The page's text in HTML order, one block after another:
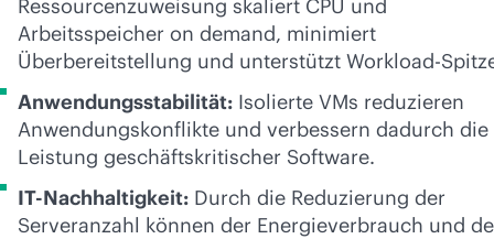
Ressourcenzuweisung skaliert CPU und
Arbeitsspeicher on demand, minimiert
Überbereitstellung und unterstützt Workload-
Anwendungsstabilität: Isolierte VMs reduzieren
Anwendungskonflikte und verbessern dadurch die
Leistung geschäftskritischer Software.
IT-Nachhaltigkeit: Durch die Reduzierung der
Serveranzahl können der Energieverbrauch und